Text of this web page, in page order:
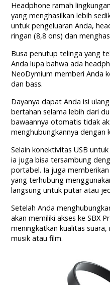
Headphone ramah
yang menghasilkan lebih
untuk pengeluaran Anda,
ringan (8,8 ons) dan
Busa penutup telinga yang
Anda lupa bahwa ada
NeoDymium memberi Anda
dan bass.
Dayanya dapat Anda isi
bertahan selama lebih dari
bawaannya otomatis tidak
menghubungkannya dengan
Selain konektivitas USB
ia juga bisa tersambung
portabel. Ia juga
yang terhubung
langsung untuk putar atau
Setelah Anda
akan memiliki akses ke SBX
meningkatkan kualitas
musik atau film.